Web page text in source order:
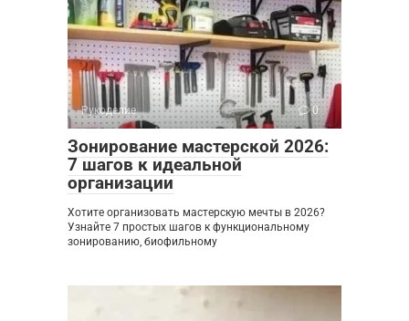
Рукоделие 0
Зонирование мастерской 2026:
7 шагов к идеальной
организации
Хотите организовать мастерскую мечты в 2026?
Узнайте 7 простых шагов к функциональному
зонированию, биофильному